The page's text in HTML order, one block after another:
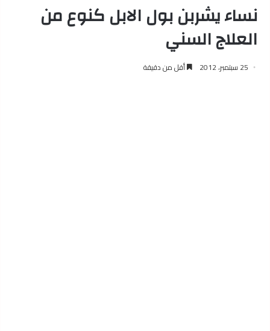
نساء يشربن بول الابل كنوع من
العلاج السني
25 سبتمبر، 2012 أقل من دقيقة